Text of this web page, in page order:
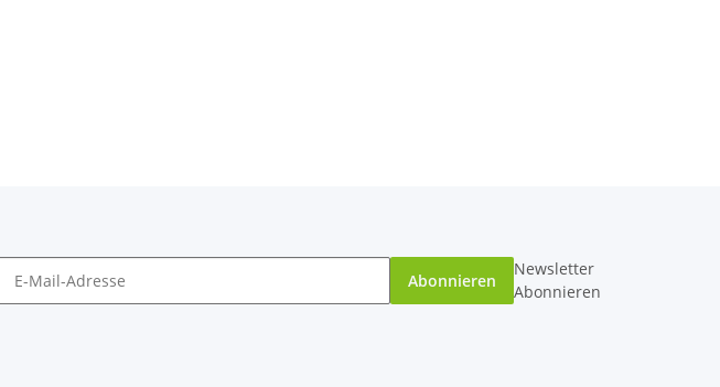
Abonnieren
Newsletter
Abonnieren